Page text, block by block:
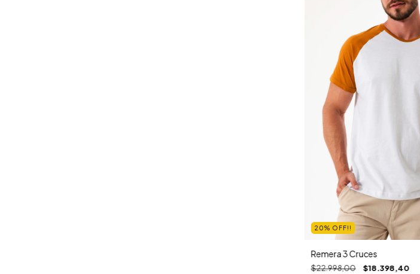
20% OFF!!
Remera 3 Cruces
$22.998,00 $18.398,40